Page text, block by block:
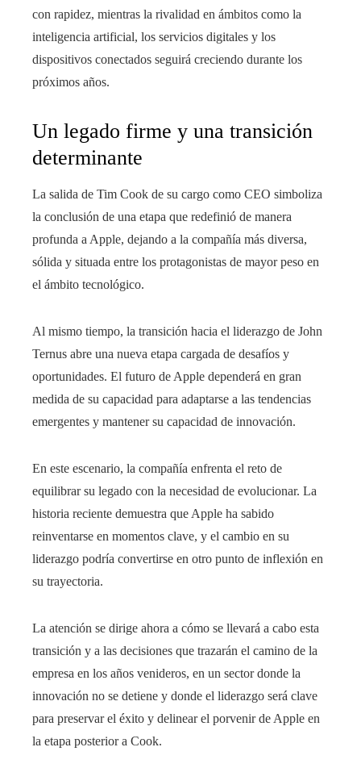
con rapidez, mientras la rivalidad en ámbitos como la
inteligencia artificial, los servicios digitales y los
dispositivos conectados seguirá creciendo durante los
próximos años.
Un legado firme y una transición
determinante
La salida de Tim Cook de su cargo como CEO simboliza
la conclusión de una etapa que redefinió de manera
profunda a Apple, dejando a la compañía más diversa,
sólida y situada entre los protagonistas de mayor peso en
el ámbito tecnológico.
Al mismo tiempo, la transición hacia el liderazgo de John
Ternus abre una nueva etapa cargada de desafíos y
oportunidades. El futuro de Apple dependerá en gran
medida de su capacidad para adaptarse a las tendencias
emergentes y mantener su capacidad de innovación.
En este escenario, la compañía enfrenta el reto de
equilibrar su legado con la necesidad de evolucionar. La
historia reciente demuestra que Apple ha sabido
reinventarse en momentos clave, y el cambio en su
liderazgo podría convertirse en otro punto de inflexión en
su trayectoria.
La atención se dirige ahora a cómo se llevará a cabo esta
transición y a las decisiones que trazarán el camino de la
empresa en los años venideros, en un sector donde la
innovación no se detiene y donde el liderazgo será clave
para preservar el éxito y delinear el porvenir de Apple en
la etapa posterior a Cook.